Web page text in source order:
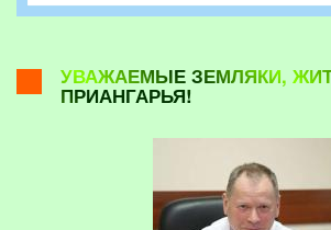
УВАЖАЕМЫЕ ЗЕМЛЯКИ,
ПРИАНГАРЬЯ!